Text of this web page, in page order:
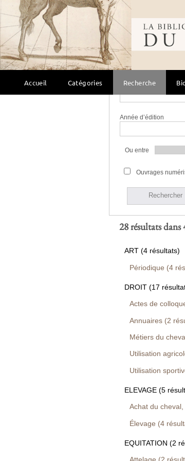
Bibliothèque
Accueil Catégories Recherche
Bibliothèque
Source
Année d’édition
Ou entre
Ouvrages
Rechercher
28 résultats dans
ART (4 résultats)
Périodique (4
DROIT (17
Actes de
Annuaires (2
Métiers du
Utilisation
Utilisation
ELEVAGE (5
Achat du
Élevage (4
EQUITATION (2